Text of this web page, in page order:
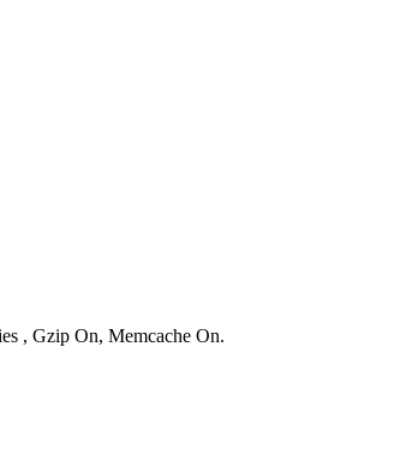
, Gzip On, Memcache On.